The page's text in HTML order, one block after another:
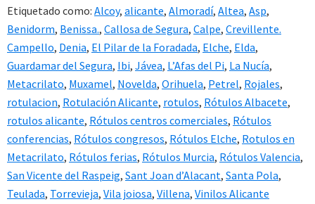
Etiquetado como: Alcoy, alicante, Almoradí, Altea, Asp,
Benidorm, Benissa., Callosa de Segura, Calpe, Crevillente.
Campello, Denia, El Pilar de la Foradada, Elche, Elda,
Guardamar del Segura, Ibi, Jávea, L’Afas del Pi, La Nucía,
Metacrilato, Muxamel, Novelda, Orihuela, Petrel, Rojales,
rotulacion, Rotulación Alicante, rotulos, Rótulos Albacete,
rotulos alicante, Rótulos centros comerciales, Rótulos
conferencias, Rótulos congresos, Rótulos Elche, Rotulos en
Metacrilato, Rótulos ferias, Rótulos Murcia, Rótulos Valencia,
San Vicente del Raspeig, Sant Joan d’Alacant, Santa Pola,
Teulada, Torrevieja, Vila joiosa, Villena, Vinilos Alicante